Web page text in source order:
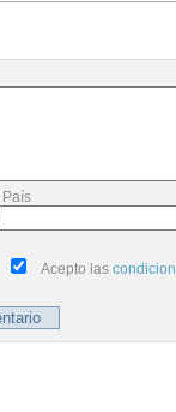
País
Acepto las